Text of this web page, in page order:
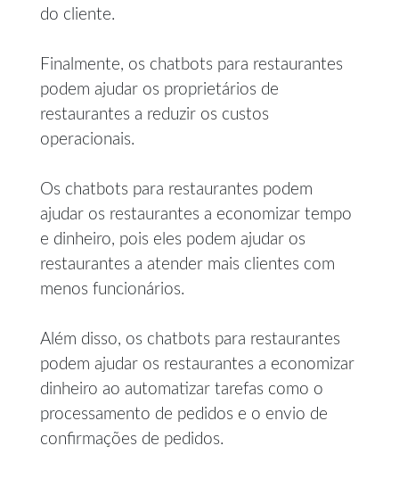
do cliente.
Finalmente, os chatbots para restaurantes
podem ajudar os proprietários de
restaurantes a reduzir os custos
operacionais.
Os chatbots para restaurantes podem
ajudar os restaurantes a economizar tempo
e dinheiro, pois eles podem ajudar os
restaurantes a atender mais clientes com
menos funcionários.
Além disso, os chatbots para restaurantes
podem ajudar os restaurantes a economizar
dinheiro ao automatizar tarefas como o
processamento de pedidos e o envio de
confirmações de pedidos.